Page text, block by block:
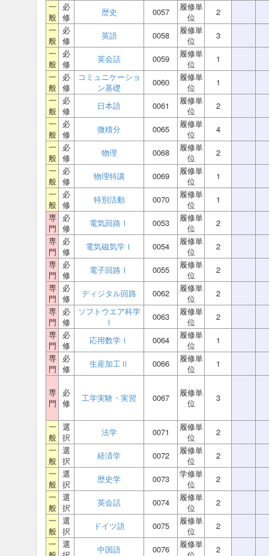
一
般
必
修
歴史 0057
履修単
位
2
一
般
必
修
英語 0058
履修単
位
3
一
般
必
修
英会話 0059
履修単
位
1
一
般
必
修
コミュニケーショ
ン基礎
0060
履修単
位
1
一
般
必
修
日本語 0061
履修単
位
2
一
般
必
修
微積分 0065
履修単
位
4
一
般
必
修
物理 0068
履修単
位
2
一
般
必
修
物理特講 0069
履修単
位
1
一
般
必
修
特別活動 0070
履修単
位
1
専
門
必
修
電気回路Ⅰ 0053
履修単
位
2
専
門
必
修
電気磁気学Ⅰ 0054
履修単
位
2
専
門
必
修
電子回路Ⅰ 0055
履修単
位
2
専
門
必
修
ディジタル回路 0062
履修単
位
2
専
門
必
修
ソフトウエア科学
Ⅰ
0063
履修単
位
2
専
門
必
修
応用数学Ⅰ 0064
履修単
位
1
専
門
必
修
生産加工Ⅱ 0066
履修単
位
1
専
門
必
修
工学実験・実習 0067
履修単
位
3
一
般
選
択
法学 0071
履修単
位
2
一
般
選
択
経済学 0072
履修単
位
2
一
般
選
択
歴史学 0073
学修単
位
2
一
般
選
択
英会話 0074
履修単
位
2
一
般
選
択
ドイツ語 0075
履修単
位
2
一 選
中国語 0076
履修単
2